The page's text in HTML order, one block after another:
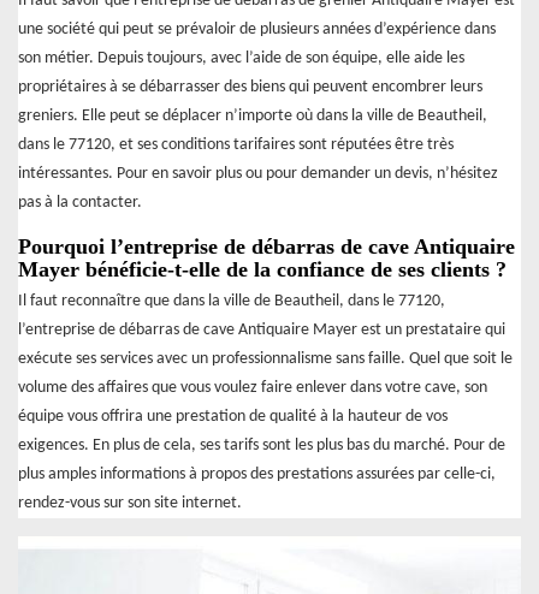
une société qui peut se prévaloir de plusieurs années d’expérience dans
son métier. Depuis toujours, avec l’aide de son équipe, elle aide les
propriétaires à se débarrasser des biens qui peuvent encombrer leurs
greniers. Elle peut se déplacer n’importe où dans la ville de Beautheil,
dans le 77120, et ses conditions tarifaires sont réputées être très
intéressantes. Pour en savoir plus ou pour demander un devis, n’hésitez
pas à la contacter.
Pourquoi l’entreprise de débarras de cave Antiquaire
Mayer bénéficie-t-elle de la confiance de ses clients ?
Il faut reconnaître que dans la ville de Beautheil, dans le 77120,
l’entreprise de débarras de cave Antiquaire Mayer est un prestataire qui
exécute ses services avec un professionnalisme sans faille. Quel que soit le
volume des affaires que vous voulez faire enlever dans votre cave, son
équipe vous offrira une prestation de qualité à la hauteur de vos
exigences. En plus de cela, ses tarifs sont les plus bas du marché. Pour de
plus amples informations à propos des prestations assurées par celle-ci,
rendez-vous sur son site internet.